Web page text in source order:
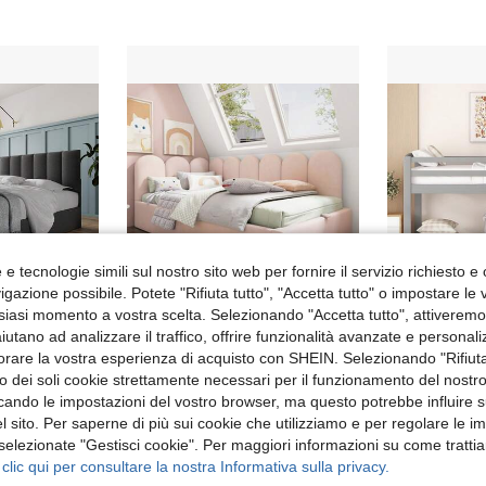
Letto matrimoniale imbottito Flieks con sistema idraulico, dimensioni 140x200 cm, testiera regolabile, rete a doghe e struttura in metallo, rivestimento in lino, design moderno con contenitore, colore grigio (materasso non incluso). Divano letto imbottito 90x190 cm, divano letto con contenitore idraulico, letto per bambini con rete a doghe metalliche, velluto rosa, senza materasso
364.53€ 283.79€
e tecnologie simili sul nostro sito web per fornire il servizio richiesto e
possibile. Potete "Rifiuta tutto", "Accetta tutto" o impostare le
momento a vostra scelta. Selezionando "Accetta tutto",
ad analizzare il traffico, offrire funzionalità avanzate e
la vostra esperienza di acquisto con SHEIN. Selezionando
dei soli cookie strettamente necessari per il funzionamento del
le impostazioni del vostro browser, ma questo potrebbe influire
sito. Per saperne di più sui cookie che utilizziamo e per regolare le
"Gestisci cookie". Per maggiori informazioni su come
qui per consultare la nostra Informativa sulla privacy.